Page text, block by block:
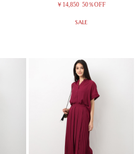
￥14,850 50％OFF
SALE